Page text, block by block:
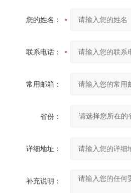
您的姓名：
联系电话：
常用邮箱：
省份：
详细地址：
补充说明：